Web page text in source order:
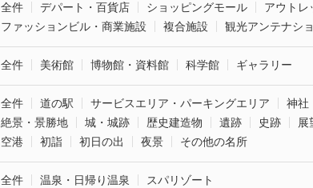
全件 デパート・百貨店 ショッピングモール
アウトレ
ファッションビル・商業施設
複合施設 観光アンテナシ
全件 美術館 博物館・資料館 科学館 ギャラリー
全件 道の駅 サービスエリア・パーキングエリア 神社
絶景・景勝地
城・城跡 歴史建造物 遺跡 史跡
展
空港
初詣 初日の出 夜景 その他の名所
全件 温泉・日帰り温泉 スパリゾート